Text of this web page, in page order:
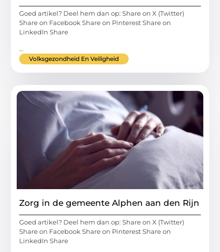
Goed artikel? Deel hem dan op: Share on X (Twitter)
Share on Facebook Share on Pinterest Share on
LinkedIn Share
...
Volksgezondheid En Veiligheid
Zorg in de gemeente Alphen aan den Rijn
Goed artikel? Deel hem dan op: Share on X (Twitter)
Share on Facebook Share on Pinterest Share on
LinkedIn Share